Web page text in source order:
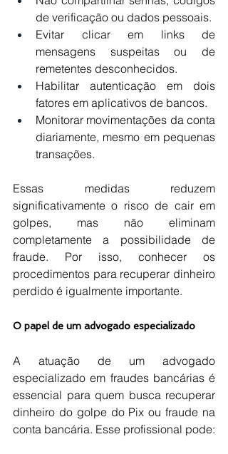
de verificação ou dados pessoais.
Evitar clicar em links de
mensagens suspeitas ou de
remetentes desconhecidos.
Habilitar autenticação em dois
fatores em aplicativos de bancos.
Monitorar movimentações da conta
diariamente, mesmo em pequenas
transações.
Essas medidas reduzem
significativamente o risco de cair em
golpes, mas não eliminam
completamente a possibilidade de
fraude. Por isso, conhecer os
procedimentos para recuperar dinheiro
perdido é igualmente importante.
O papel de um advogado especializado
A atuação de um advogado
especializado em fraudes bancárias é
essencial para quem busca recuperar
dinheiro do golpe do Pix ou fraude na
conta bancária. Esse profissional pode: